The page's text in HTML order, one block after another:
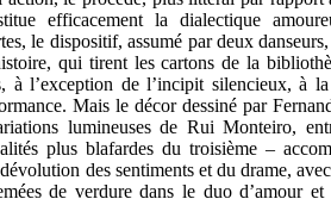
efficacement la dialectique
le dispositif, assumé par deux
qui tirent les cartons de la
à l’exception de l’incipit silencieux, à
Mais le décor dessiné par
lumineuses de Rui Monteiro,
plus blafardes du troisième –
des sentiments et du drame,
de verdure dans le duo d’amour et